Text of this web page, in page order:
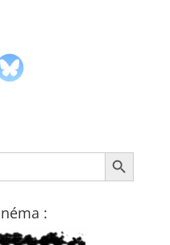
Search Button
: